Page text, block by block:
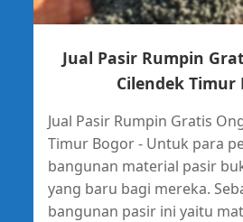
Jual Pasir Rumpin
Cilendek Timur
Jual Pasir Rumpin Gratis
Timur Bogor - Untuk para
bangunan material pasir
yang baru bagi mereka.
bangunan pasir ini yaitu